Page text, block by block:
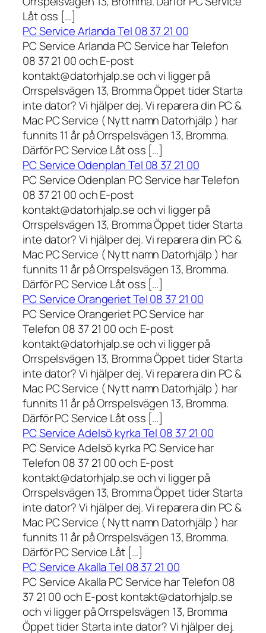
Låt oss […]
PC Service Arlanda Tel 08 37 21 00
PC Service Arlanda PC Service har Telefon
08 37 21 00 och E-post
kontakt@datorhjalp.se och vi ligger på
Orrspelsvägen 13, Bromma Öppet tider Starta
inte dator? Vi hjälper dej. Vi reparera din PC &
Mac PC Service ( Nytt namn Datorhjälp ) har
funnits 11 år på Orrspelsvägen 13, Bromma.
Därför PC Service Låt oss […]
PC Service Odenplan Tel 08 37 21 00
PC Service Odenplan PC Service har Telefon
08 37 21 00 och E-post
kontakt@datorhjalp.se och vi ligger på
Orrspelsvägen 13, Bromma Öppet tider Starta
inte dator? Vi hjälper dej. Vi reparera din PC &
Mac PC Service ( Nytt namn Datorhjälp ) har
funnits 11 år på Orrspelsvägen 13, Bromma.
Därför PC Service Låt oss […]
PC Service Orangeriet Tel 08 37 21 00
PC Service Orangeriet PC Service har
Telefon 08 37 21 00 och E-post
kontakt@datorhjalp.se och vi ligger på
Orrspelsvägen 13, Bromma Öppet tider Starta
inte dator? Vi hjälper dej. Vi reparera din PC &
Mac PC Service ( Nytt namn Datorhjälp ) har
funnits 11 år på Orrspelsvägen 13, Bromma.
Därför PC Service Låt oss […]
PC Service Adelsö kyrka Tel 08 37 21 00
PC Service Adelsö kyrka PC Service har
Telefon 08 37 21 00 och E-post
kontakt@datorhjalp.se och vi ligger på
Orrspelsvägen 13, Bromma Öppet tider Starta
inte dator? Vi hjälper dej. Vi reparera din PC &
Mac PC Service ( Nytt namn Datorhjälp ) har
funnits 11 år på Orrspelsvägen 13, Bromma.
Därför PC Service Låt […]
PC Service Akalla Tel 08 37 21 00
PC Service Akalla PC Service har Telefon 08
37 21 00 och E-post kontakt@datorhjalp.se
och vi ligger på Orrspelsvägen 13, Bromma
Öppet tider Starta inte dator? Vi hjälper dej.